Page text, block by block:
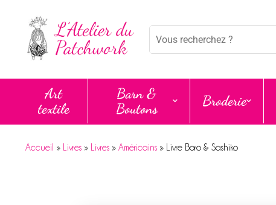
Mots
Art
textile
Barn &
Boutons
Broderie
Accueil » Livres » Livres » Américains » Livre Boro & Sashiko